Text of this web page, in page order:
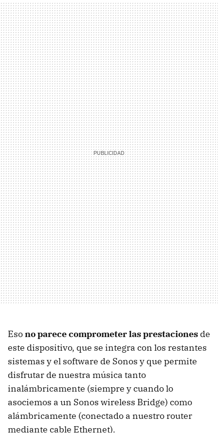
Esono parece comprometer las prestaciones de
este dispositivo, que se integra con los restantes
sistemas y el software de Sonos y que permite
disfrutar de nuestra música tanto
inalámbricamente (siempre y cuando lo
asociemos a un Sonos wireless Bridge) como
alámbricamente (conectado a nuestro router
mediante cable Ethernet).